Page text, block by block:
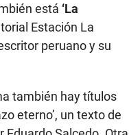
está ‘La
Estación La
peruano y su
también hay títulos
eterno’, un texto de